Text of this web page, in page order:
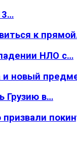
к
НЛО с…
и новый
Грузию в…